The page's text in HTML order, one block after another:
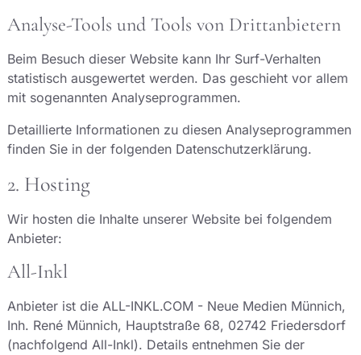
Analyse-Tools und Tools von Dritt­anbietern
Beim Besuch dieser Website kann Ihr Surf-Verhalten
statistisch ausgewertet werden. Das geschieht vor allem
mit sogenannten Analyseprogrammen.
Detaillierte Informationen zu diesen Analyseprogrammen
finden Sie in der folgenden Datenschutzerklärung.
2. Hosting
Wir hosten die Inhalte unserer Website bei folgendem
Anbieter:
All-Inkl
Anbieter ist die ALL-INKL.COM - Neue Medien Münnich,
Inh. René Münnich, Hauptstraße 68, 02742 Friedersdorf
(nachfolgend All-Inkl). Details entnehmen Sie der